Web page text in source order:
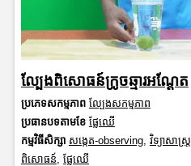
ល្បែងពិសោធន៍ក្រូចឆ្មារអណ្តែត
ប្រភេទសកម្មភាព ល្បែងសកម្មភាព
ប្រធានបទតាមខែ ផ្លែឈើ
កម្មវិធីសិក្សា សង្កេត-observing, វិទ្យាសាស្រ្ត
ពិសោធន៍ ផ្លែឈើ